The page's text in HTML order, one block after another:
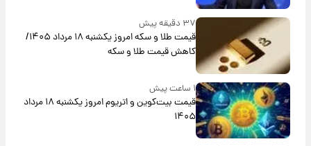
۳۷ دقیقه پیش
قیمت طلا و سکه امروز یکشنبه ۱۸ مرداد ۱۴۰۵/
کاهش قیمت طلا و سکه
۱ ساعت پیش
قیمت بیت‌کوین و اتریوم امروز یکشنبه ۱۸ مرداد
۱۴۰۵